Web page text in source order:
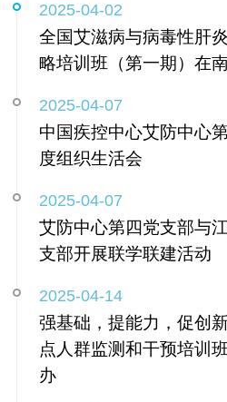
2025-04-02
全国艾滋病与病毒性肝
略培训班（第一期）在
2025-04-07
中国疾控中心艾防中心
度组织生活会
2025-04-07
艾防中心第四党支部与
支部开展联学联建活动
2025-04-14
强基础，提能力，促创
点人群监测和干预培训
办